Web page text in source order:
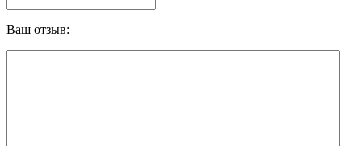
Ваш отзыв: